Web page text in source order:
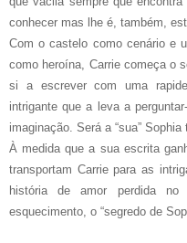
conhecer mas lhe é, também,
Com o castelo como cenário e
como heroína, Carrie começa o
si a escrever com uma
intrigante que a leva a
imaginação. Será a “sua”
À medida que a sua escrita
transportam Carrie para as
história de amor perdida
esquecimento, o “segredo de